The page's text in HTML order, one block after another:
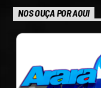
NOS OUÇA POR AQUI